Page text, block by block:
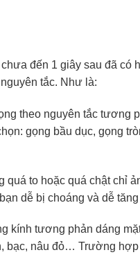
đến 1 giây sau đã có
tắc. Như là:
theo nguyên tắc tương
gọng bầu dục, gọng
quá to hoặc quá chật chỉ
dễ bị choáng và dễ tăng
kính tương phản dáng
bạc, nâu đỏ… Trường hợp